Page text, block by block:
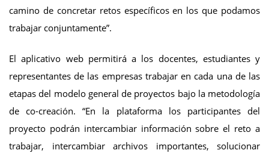
camino de concretar retos específicos en los que podamos
trabajar conjuntamente”.
El aplicativo web permitirá a los docentes, estudiantes y
representantes de las empresas trabajar en cada una de las
etapas del modelo general de proyectos bajo la metodología
de co-creación. “En la plataforma los participantes del
proyecto podrán intercambiar información sobre el reto a
trabajar, intercambiar archivos importantes, solucionar